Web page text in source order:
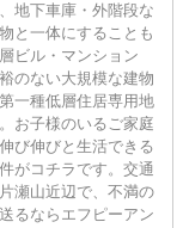
地下車庫・外階段な
と一体にすることも
ビル・マンション
のない大規模な建物
一種低層住居専用地
お子様のいるご家庭
び伸びと生活できる
がコチラです。交通
瀬山近辺で、不満の
るならエフピーアン